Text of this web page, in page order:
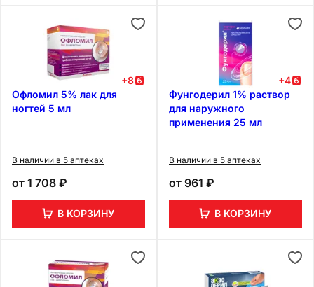
+8
Офломил 5% лак для
ногтей 5 мл
В наличии в 5 аптеках
от 1 708 ₽
В КОРЗИНУ
+4
Фунгодерил 1% раствор
для наружного
применения 25 мл
В наличии в 5 аптеках
от 961 ₽
В КОРЗИНУ